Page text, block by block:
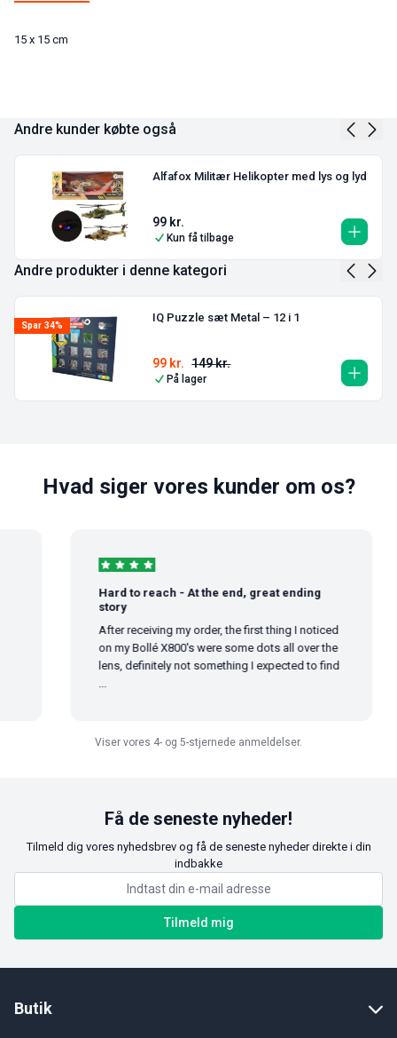
15 x 15 cm
Andre kunder købte også
Alfafox Militær Helikopter med lys og lyd
99 kr.
Kun få tilbage
Andre produkter i denne kategori
Spar 34%
IQ Puzzle sæt Metal – 12 i 1
149kr.
99 kr.
På lager
Hvad siger vores kunder om os?
Hard to reach - At the end, great ending
story
After receiving my order, the first thing I noticed
on my Bollé X800's were some dots all over the
lens, definitely not something I expected to find
Viser vores 4- og 5-stjernede anmeldelser.
Få de seneste nyheder!
Tilmeld dig vores nyhedsbrev og få de seneste nyheder direkte i din
indbakke
Tilmeld mig
Butik